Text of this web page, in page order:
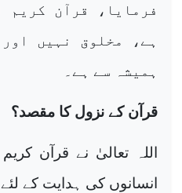
فرمایا، قرآن
ہے، مخلوق نہیں
ہمیشہ سے ہے۔
قرآن کے نزول کا مقصد؟
اللہ تعالیٰ نے قرآن
انسانوں کی ہدایت کے لئے